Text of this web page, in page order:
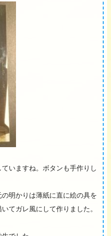
いますね。ボタンも手作りし
明かりは薄紙に直に絵の具を
てガレ風にして作りました。